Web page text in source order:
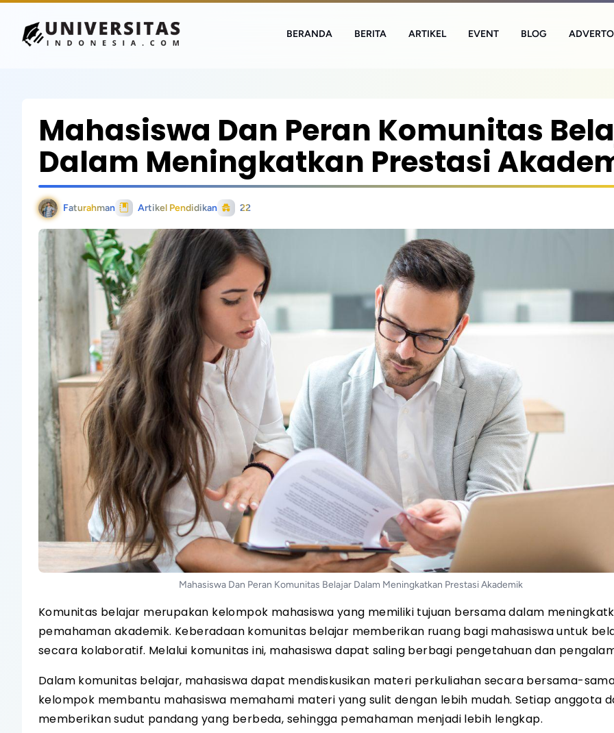
BERANDA BERITA ARTIKEL EVENT BLOG
Mahasiswa Dan Peran Komunitas
Dalam Meningkatkan Prestasi
Faturahman Artikel Pendidikan 22
Mahasiswa Dan Peran Komunitas Belajar Dalam Meningkatkan Prestasi Akademik
Komunitas belajar merupakan kelompok mahasiswa yang memiliki tujuan bersama dalam
pemahaman akademik. Keberadaan komunitas belajar memberikan ruang bagi mahasiswa untuk
secara kolaboratif. Melalui komunitas ini, mahasiswa dapat saling berbagi pengetahuan dan
Dalam komunitas belajar, mahasiswa dapat mendiskusikan materi perkuliahan secara bersama-
kelompok membantu mahasiswa memahami materi yang sulit dengan lebih mudah. Setiap anggota
memberikan sudut pandang yang berbeda, sehingga pemahaman menjadi lebih lengkap.